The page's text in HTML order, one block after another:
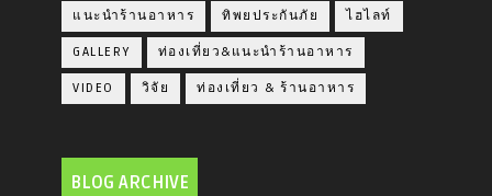
แนะนำร้านอาหาร ทิพยประกันภัย ไฮไลท์
GALLERY ท่องเที่ยว&แนะนำร้านอาหาร
VIDEO วิจัย ท่องเที่ยว & ร้านอาหาร
BLOG ARCHIVE